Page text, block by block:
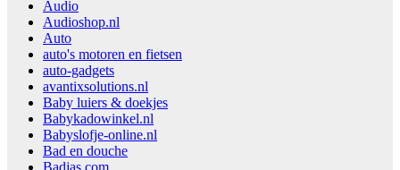
Audio
Audioshop.nl
Auto
auto's motoren en fietsen
auto-gadgets
avantixsolutions.nl
Baby luiers & doekjes
Babykadowinkel.nl
Babyslofje-online.nl
Bad en douche
Badjas.com